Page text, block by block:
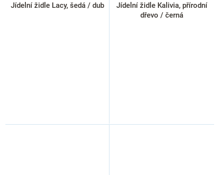
Jídelní židle Lacy, šedá / dub
Jídelní židle Kalivia, přírodní
dřevo / černá